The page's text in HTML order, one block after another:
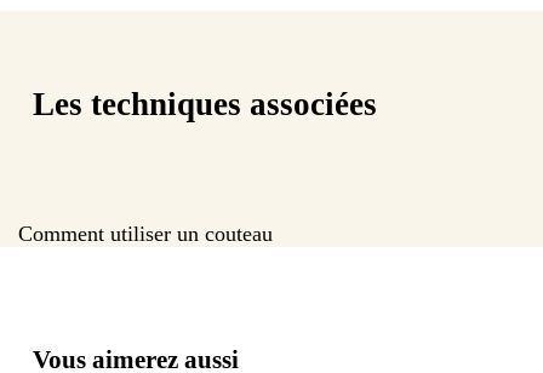
Les techniques associées
Comment utiliser un couteau
Vous aimerez aussi